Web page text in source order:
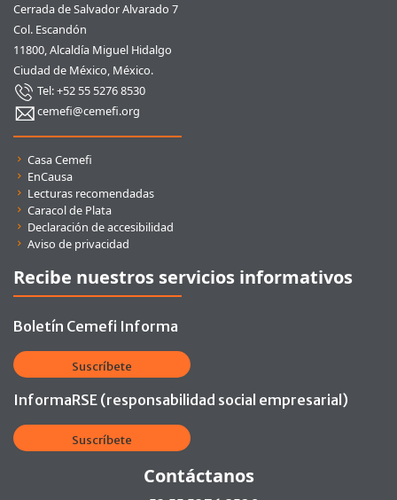
Cerrada de Salvador Alvarado 7
Col. Escandón
11800, Alcaldía Miguel Hidalgo
Ciudad de México, México.
Tel: +52 55 5276 8530
cemefi@cemefi.org
Enlaces rápidos
Casa Cemefi
EnCausa
Lecturas recomendadas
Caracol de Plata
Declaración de accesibilidad
Aviso de privacidad
Recibe nuestros servicios informativos
Boletín Cemefi Informa
Suscríbete
InformaRSE (responsabilidad social empresarial)
Suscríbete
Contáctanos